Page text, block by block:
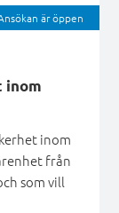
är öppen
inom
inom
från
som vill